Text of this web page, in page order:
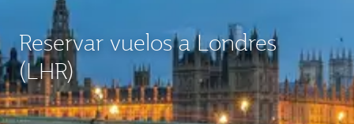
Reservar vuelos a Londres
(LHR)